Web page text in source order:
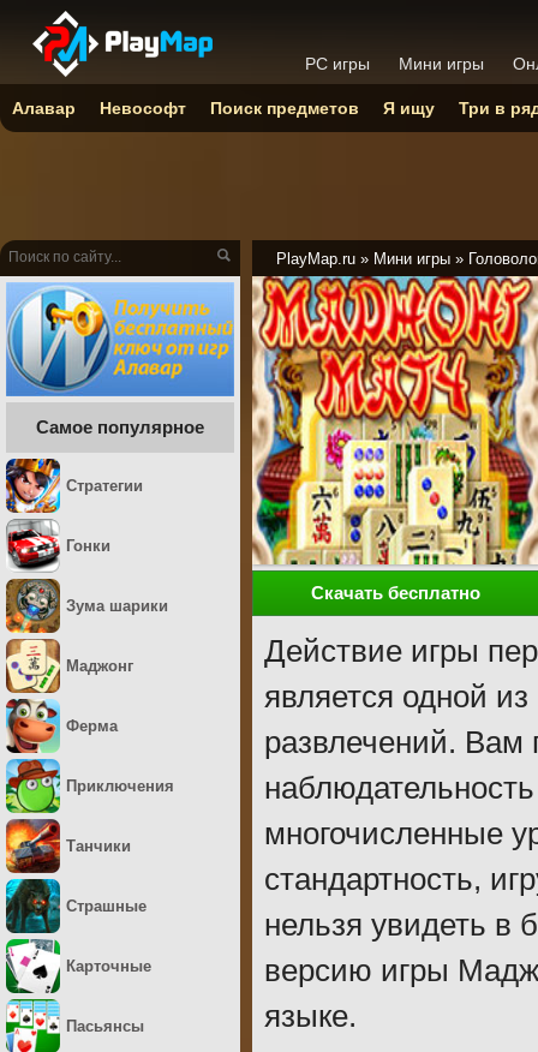
PlayMap.ru » Мини игры »
Скачать бесплатно
Действие игры
является одной
развлечений. Вам
многочисленные
стандартность,
нельзя увидеть в
версию игры
языке.
Самое популярное
Стратегии
Гонки
Зума шарики
Маджонг
Ферма
Приключения
Танчики
Страшные
Карточные
Пасьянсы
PC игры Мини игры
Алавар Невософт Поиск предметов Я ищу Три в